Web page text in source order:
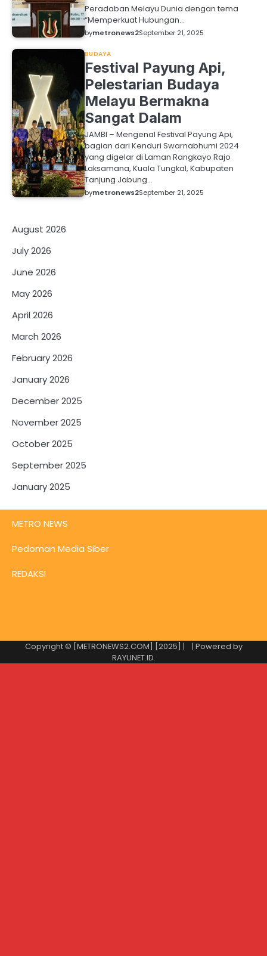
Peradaban Melayu Dunia dengan tema
“Memperkuat Hubungan…
bymetronews2September 21, 2025
BUDAYA
Festival Payung Api,
Pelestarian Budaya
Melayu Bermakna
Sangat Dalam
JAMBI – Mengenal Festival Payung Api,
bagian dari Kenduri Swarnabhumi 2024
yang digelar di Laman Rangkayo Rajo
Laksamana, Kuala Tungkal, Kabupaten
Tanjung Jabung…
bymetronews2September 21, 2025
August 2026
July 2026
June 2026
May 2026
April 2026
March 2026
February 2026
January 2026
December 2025
November 2025
October 2025
September 2025
January 2025
METRO NEWS
Pedoman Media Siber
REDAKSI
Copyright © [METRONEWS2.COM] [2025] |
| Powered by
RAYUNET.ID.